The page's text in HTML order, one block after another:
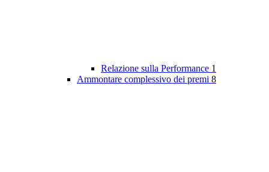
Relazione sulla Performance 1
Ammontare complessivo dei premi 8